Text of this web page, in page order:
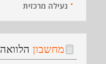
נעילה מרכזית
מחשבון הלוואה